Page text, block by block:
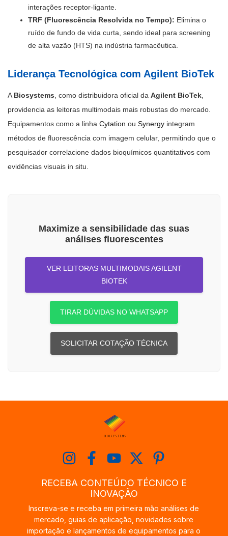
interações receptor-ligante.
TRF (Fluorescência Resolvida no Tempo): Elimina o
ruído de fundo de vida curta, sendo ideal para screening
de alta vazão (HTS) na indústria farmacêutica.
Liderança Tecnológica com Agilent BioTek
A Biosystems , como distribuidora oficial da Agilent BioTek
providencia as leitoras multimodais mais robustas do mercado.
Equipamentos como a linha Cytation ou Synergy integram
métodos de fluorescência com imagem celular, permitindo que o
pesquisador correlacione dados bioquímicos quantitativos com
evidências visuais in situ.
Maximize a sensibilidade das suas
análises fluorescentes
VER LEITORAS MULTIMODAIS AGILENT
BIOTEK
TIRAR DÚVIDAS NO WHATSAPP
SOLICITAR COTAÇÃO TÉCNICA
RECEBA CONTEÚDO TÉCNICO E
INOVAÇÃO
Inscreva-se e receba em primeira mão análises de
mercado, guias de aplicação, novidades sobre
importação e lançamentos de equipamentos para o